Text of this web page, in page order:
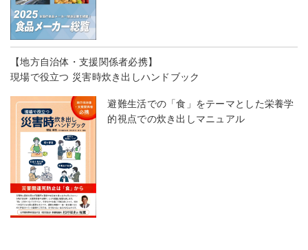
【地方自治体・支援関係者必携】
現場で役立つ 災害時炊き出しハンドブック
避難生活での「食」をテーマとした栄養学
的視点での炊き出しマニュアル